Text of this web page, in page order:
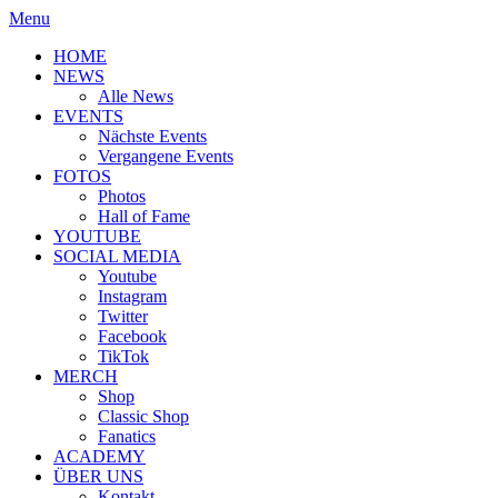
Menu
HOME
NEWS
Alle News
EVENTS
Nächste Events
Vergangene Events
FOTOS
Photos
Hall of Fame
YOUTUBE
SOCIAL MEDIA
Youtube
Instagram
Twitter
Facebook
TikTok
MERCH
Shop
Classic Shop
Fanatics
ACADEMY
ÜBER UNS